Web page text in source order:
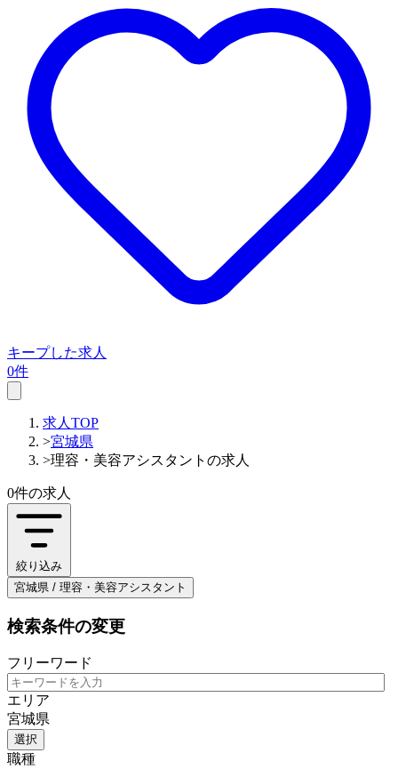
キープした求人
0件
求人TOP
>宮城県
>理容・美容アシスタントの求人
0件の求人
絞り込み
宮城県 / 理容・美容アシスタント
検索条件の変更
フリーワード
エリア
宮城県
選択
職種